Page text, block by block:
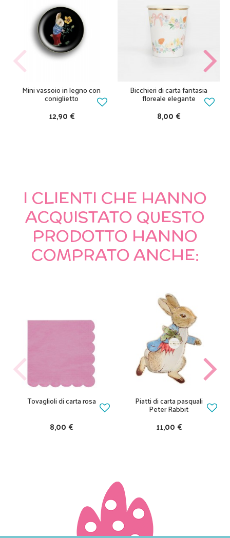
Mini vassoio in legno con
coniglietto
12,90 €
Bicchieri di carta fantasia
floreale elegante
8,00 €
I CLIENTI CHE HANNO
ACQUISTATO QUESTO
PRODOTTO HANNO
COMPRATO ANCHE:
Tovaglioli di carta rosa
8,00 €
Piatti di carta pasquali
Peter Rabbit
11,00 €